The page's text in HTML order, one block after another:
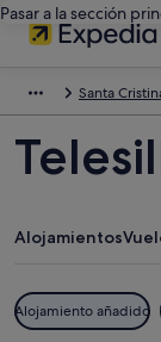
Pasar a la sección
Santa
Alojamientos
Alojamiento añadido